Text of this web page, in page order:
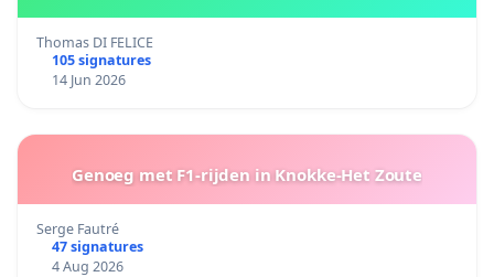
Thomas DI FELICE
105 signatures
14 Jun 2026
Genoeg met F1-rijden in Knokke-Het Zoute
Serge Fautré
47 signatures
4 Aug 2026